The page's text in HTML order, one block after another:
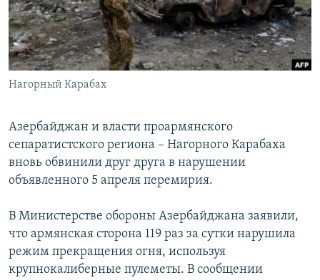
ПОБЕДИТЕЛЕЙ НЕ СУДЯТ?
КРЫМ.НЕПОКОРЕННЫЙ
ELIFBE
УКРАИНСКАЯ ПРОБЛЕМА КРЫМА
ПРИСОЕДИНЯЙТЕСЬ!
Нагорный Карабах
Азербайджан и власти проармянского
сепаратистского региона – Нагорного Карабаха
вновь обвинили друг друга в нарушении
объявленного 5 апреля перемирия.
В Министерстве обороны Азербайджана заявили,
что армянская сторона 119 раз за сутки нарушила
режим прекращения огня, используя
крупнокалиберные пулеметы. В сообщении